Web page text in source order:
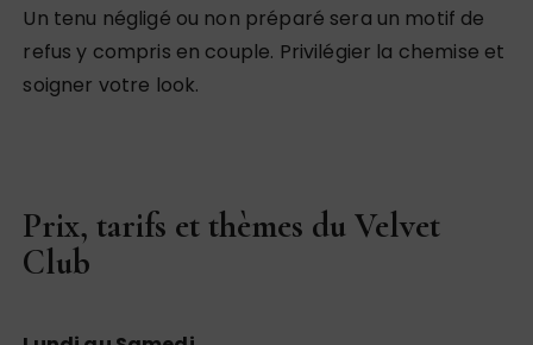
Un tenu négligé ou non préparé sera un motif de
refus y compris en couple. Privilégier la chemise et
soigner votre look.
Prix, tarifs et thèmes du Velvet
Club